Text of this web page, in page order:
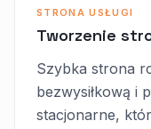
STRONA USŁUGI
Tworzenie
Szybka strona
bezwysiłkową i
stacjonarne,